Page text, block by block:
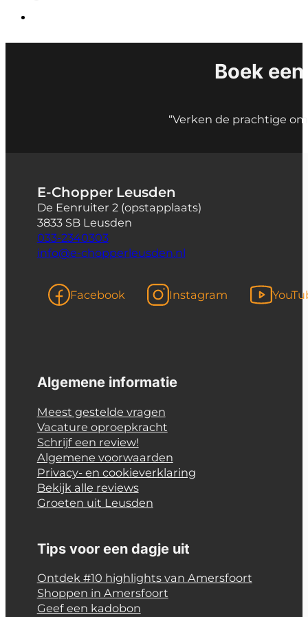
Boek
“Verken de prachtige
E-Chopper Leusden
De Eenruiter 2 (opstapplaats)
3833 SB Leusden
033-2340303
info@e-chopperleusden.nl
Facebook Instagram
Algemene informatie
Meest gestelde vragen
Vacature oproepkracht
Schrijf een review!
Algemene voorwaarden
Privacy- en cookieverklaring
Bekijk alle reviews
Groeten uit Leusden
Tips voor een dagje uit
Ontdek #10 highlights van Amersfoort
Shoppen in Amersfoort
Geef een kadobon